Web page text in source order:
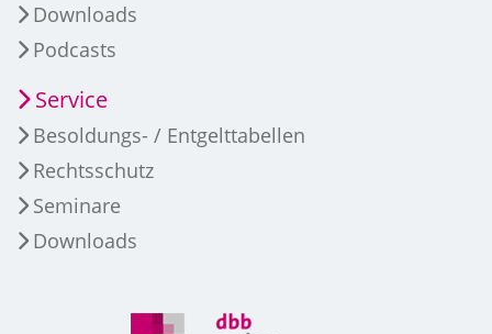
Downloads
Podcasts
Service
Besoldungs- / Entgelttabellen
Rechtsschutz
Seminare
Downloads